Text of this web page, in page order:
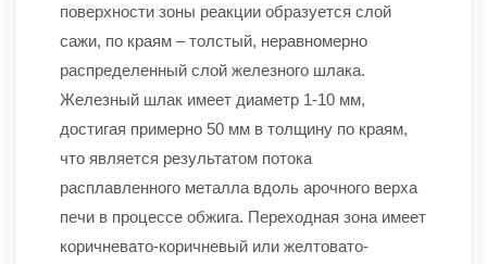
поверхности зоны реакции образуется слой
сажи, по краям – толстый, неравномерно
распределенный слой железного шлака.
Железный шлак имеет диаметр 1-10 мм,
достигая примерно 50 мм в толщину по краям,
что является результатом потока
расплавленного металла вдоль арочного верха
печи в процессе обжига. Переходная зона имеет
коричневато-коричневый или желтовато-